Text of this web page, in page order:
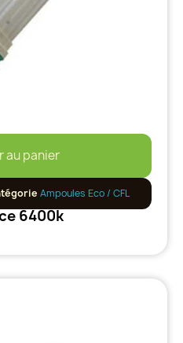
au panier
Ampoules Eco / CFL
6400k